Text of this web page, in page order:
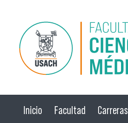
Pasar al contenido principal
Inicio Facultad Carreras